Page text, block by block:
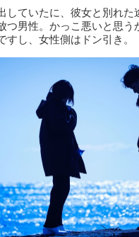
していたに、彼女と別れ
つ男性。かっこ悪いと思
し、女性側はドン引き。